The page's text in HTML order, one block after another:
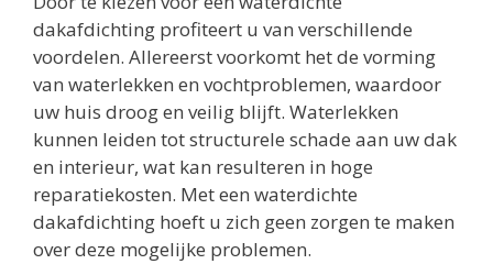
dakafdichting profiteert u van verschillende
voordelen. Allereerst voorkomt het de vorming
van waterlekken en vochtproblemen, waardoor
uw huis droog en veilig blijft. Waterlekken
kunnen leiden tot structurele schade aan uw dak
en interieur, wat kan resulteren in hoge
reparatiekosten. Met een waterdichte
dakafdichting hoeft u zich geen zorgen te maken
over deze mogelijke problemen.